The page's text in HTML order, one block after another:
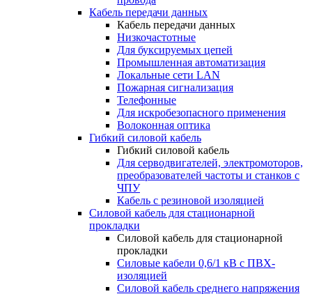
Кабель передачи данных
Кабель передачи данных
Низкочастотные
Для буксируемых цепей
Промышленная автоматизация
Локальные сети LAN
Пожарная сигнализация
Телефонные
Для искробезопасного применения
Волоконная оптика
Гибкий силовой кабель
Гибкий силовой кабель
Для серводвигателей, электромоторов,
преобразователей частоты и станков с
ЧПУ
Кабель с резиновой изоляцией
Силовой кабель для стационарной
прокладки
Силовой кабель для стационарной
прокладки
Силовые кабели 0,6/1 кВ с ПВХ-
изоляцией
Силовой кабель среднего напряжения